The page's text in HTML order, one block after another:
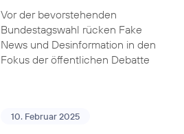
Vor der bevorstehenden
Bundestagswahl rücken Fake
News und Desinformation in den
Fokus der öffentlichen Debatte
10. Februar 2025